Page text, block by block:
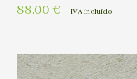
88,00 € IVA incluído